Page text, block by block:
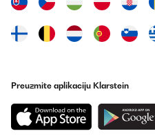
Preuzmite aplikaciju Klarstein